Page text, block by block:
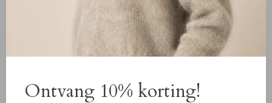
DNA Amsterdam Hudson
Pants bounty white
DNA Amsterdam Pax
Suede Pants soft taupe
€659,99
Ontvang 10% korting!